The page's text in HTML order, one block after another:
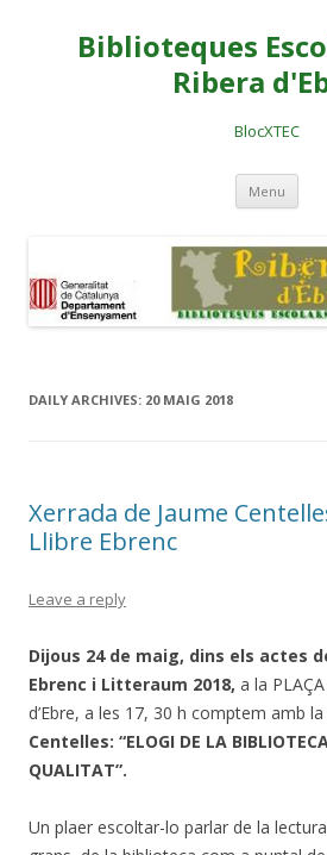
Biblioteques
Ribera
BlocXTEC
Menu Skip
DAILY ARCHIVES: 20 MAIG 2018
Xerrada de Jaume
Llibre Ebrenc
Leave a reply
Dijous 24 de maig, dins els actes
Ebrenc i Litteraum 2018, a la
d’Ebre, a les 17, 30 h comptem amb
Centelles: “ELOGI DE LA
QUALITAT”.
Un plaer escoltar-lo parlar de la